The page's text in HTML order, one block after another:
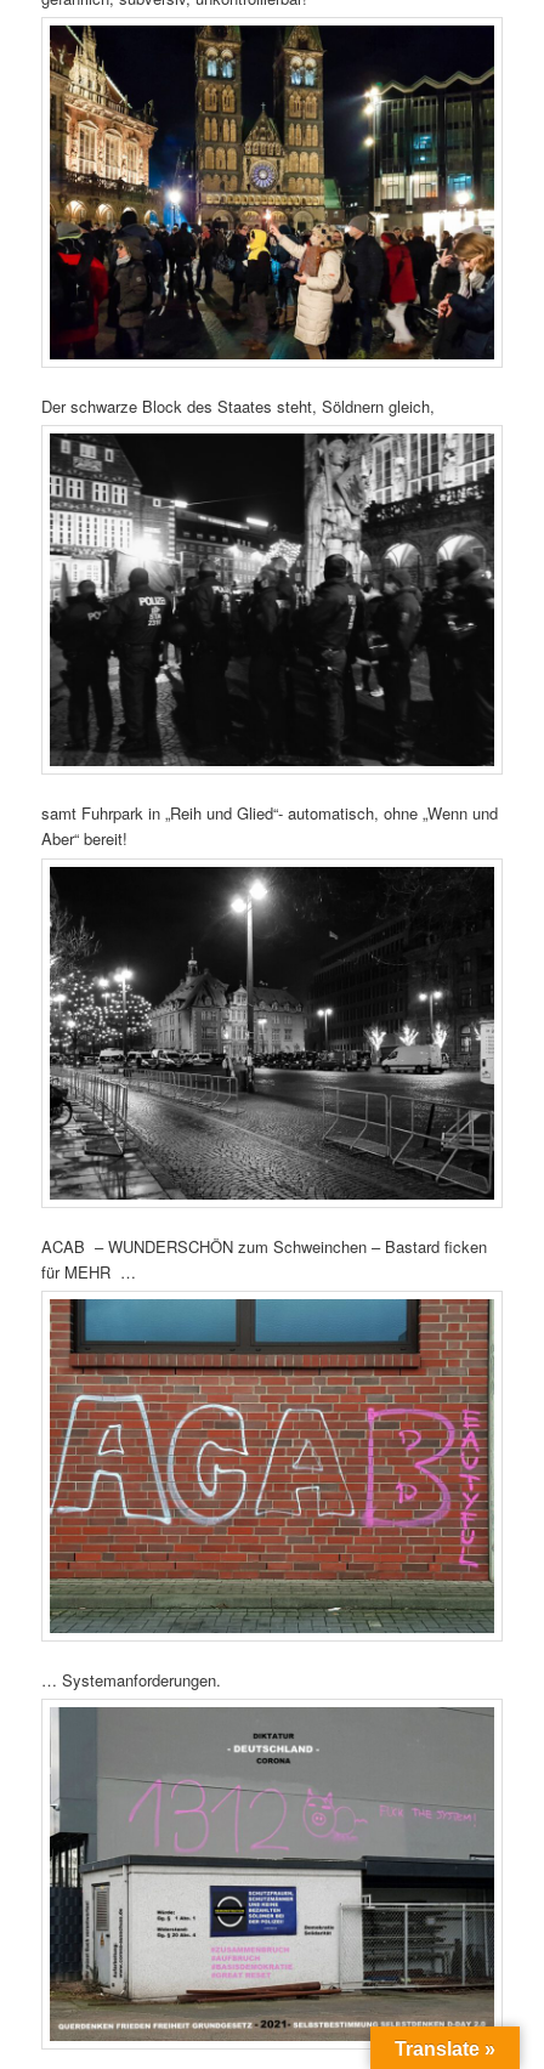
Der schwarze Block des Staates steht, Söldnern gleich,
samt Fuhrpark in „Reih und Glied“- automatisch, ohne „Wenn und
Aber“ bereit!
ACAB – WUNDERSCHÖN zum Schweinchen – Bastard ficken
für MEHR …
… Systemanforderungen.
Translate »